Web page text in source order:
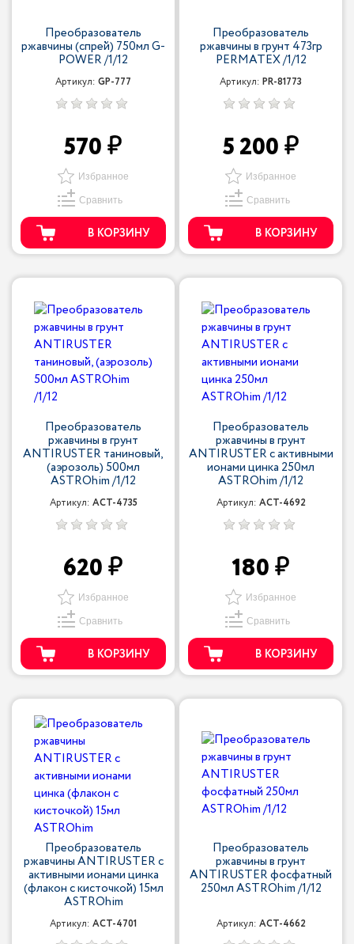
Преобразователь
ржавчины (спрей) 750мл G-
POWER /1/12
Артикул: GP-777
570
Избранное
Сравнить
В КОРЗИНУ
Преобразователь
ржавчины в грунт 473гр
PERMATEX /1/12
Артикул: PR-81773
5 200
Избранное
Сравнить
В КОРЗИНУ
Преобразователь
ржавчины в грунт
ANTIRUSTER таниновый,
(аэрозоль) 500мл
ASTROhim /1/12
Артикул: ACT-4735
620
Избранное
Сравнить
В КОРЗИНУ
Преобразователь
ржавчины в грунт
ANTIRUSTER с активными
ионами цинка 250мл
ASTROhim /1/12
Артикул: ACT-4692
180
Избранное
Сравнить
В КОРЗИНУ
Преобразователь
ржавчины ANTIRUSTER с
активными ионами цинка
(флакон с кисточкой) 15мл
ASTROhim
Артикул: ACT-4701
Преобразователь
ржавчины в грунт
ANTIRUSTER фосфатный
250мл ASTROhim /1/12
Артикул: ACT-4662